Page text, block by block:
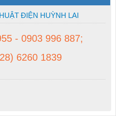
ĐIỆN HUỲNH LAI
- 0903 996 887;
6260 1839